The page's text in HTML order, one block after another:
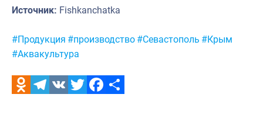
Источник: Fishkanchatka
Метки:
#Продукция #производство #Севастополь #Крым
#Аквакультура